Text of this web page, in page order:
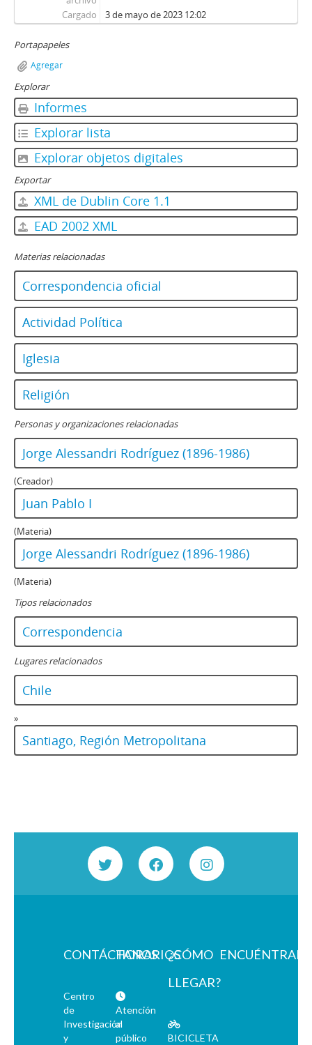
Cargado
3 de mayo de 2023 12:02
Portapapeles
Agregar
Explorar
Informes
Explorar lista
Explorar objetos digitales
Exportar
XML de Dublin Core 1.1
EAD 2002 XML
Materias relacionadas
Correspondencia oficial
Actividad Política
Iglesia
Religión
Personas y organizaciones relacionadas
Jorge Alessandri Rodríguez (1896-1986)
(Creador)
Juan Pablo I
(Materia)
Jorge Alessandri Rodríguez (1896-1986)
(Materia)
Tipos relacionados
Correspondencia
Lugares relacionados
Chile
»
Santiago, Región Metropolitana
CONTÁCTANOS
Centro
de
Investigación
y
HORARIOS
Atención
al
público
¿CÓMO
LLEGAR?
BICICLETA